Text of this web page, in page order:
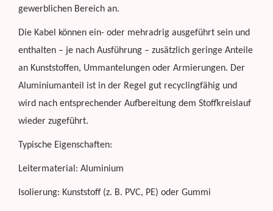
gewerblichen Bereich an.
Die Kabel können ein- oder mehradrig ausgeführt sein und
enthalten – je nach Ausführung – zusätzlich geringe Anteile
an Kunststoffen, Ummantelungen oder Armierungen. Der
Aluminiumanteil ist in der Regel gut recyclingfähig und
wird nach entsprechender Aufbereitung dem Stoffkreislauf
wieder zugeführt.
Typische Eigenschaften:
Leitermaterial: Aluminium
Isolierung: Kunststoff (z. B. PVC, PE) oder Gummi